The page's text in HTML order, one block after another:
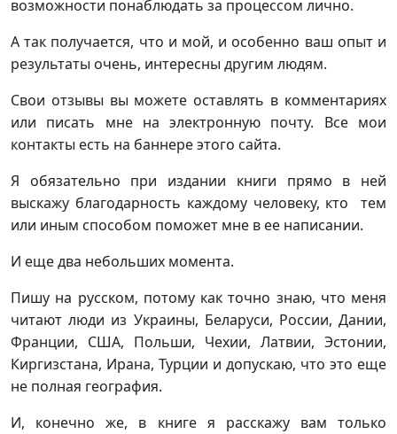
возможности понаблюдать за процессом лично.
А так получается, что и мой, и особенно ваш опыт и
результаты очень, интересны другим людям.
Свои отзывы вы можете оставлять в комментариях
или писать мне на электронную почту. Все мои
контакты есть на баннере этого сайта.
Я обязательно при издании книги прямо в ней
выскажу благодарность каждому человеку, кто тем
или иным способом поможет мне в ее написании.
И еще два небольших момента.
Пишу на русском, потому как точно знаю, что меня
читают люди из Украины, Беларуси, России, Дании,
Франции, США, Польши, Чехии, Латвии, Эстонии,
Киргизстана, Ирана, Турции и допускаю, что это еще
не полная география.
И, конечно же, в книге я расскажу вам только